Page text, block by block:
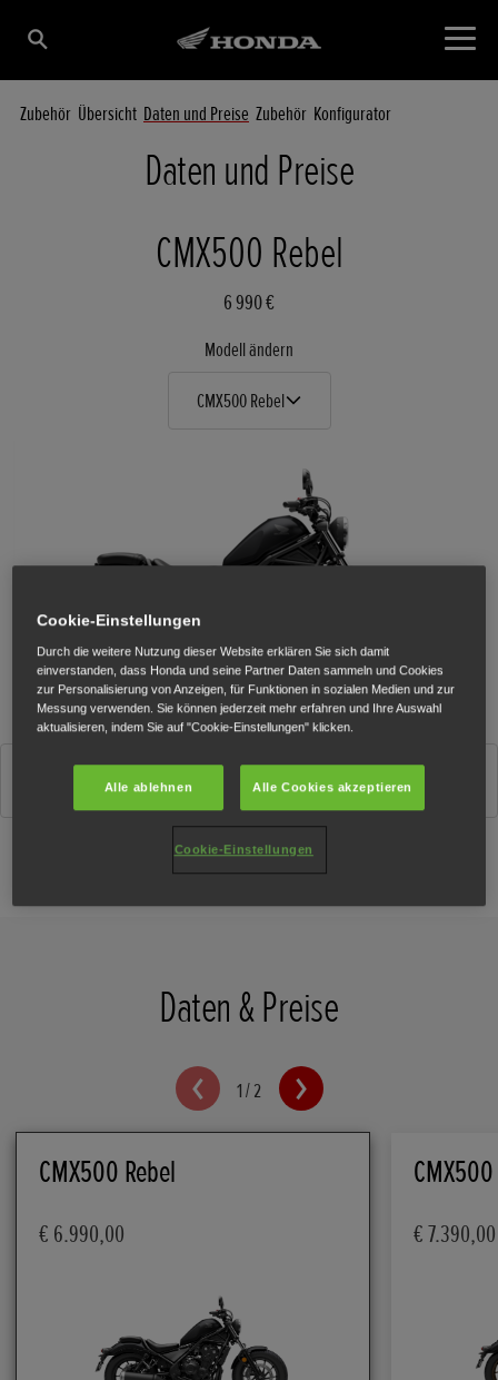
Zubehör Übersicht Daten und Preise Zubehör Konfigurator
Daten und Preise
CMX500 Rebel
6 990 €
Modell ändern
CMX500 Rebel
Matt Gunpowder Black Metallic
Konfigurator
Daten & Preise
1/2
CMX500 Rebel
€ 6.990,00 € 7.390,00
Cookie-Einstellungen
Durch die weitere Nutzung dieser Website erklären Sie sich damit
einverstanden, dass Honda und seine Partner Daten sammeln und Cookies
zur Personalisierung von Anzeigen, für Funktionen in sozialen Medien und zur
Messung verwenden. Sie können jederzeit mehr erfahren und Ihre Auswahl
aktualisieren, indem Sie auf "Cookie-Einstellungen" klicken.
Alle ablehnen Alle Cookies akzeptieren
Cookie-Einstellungen